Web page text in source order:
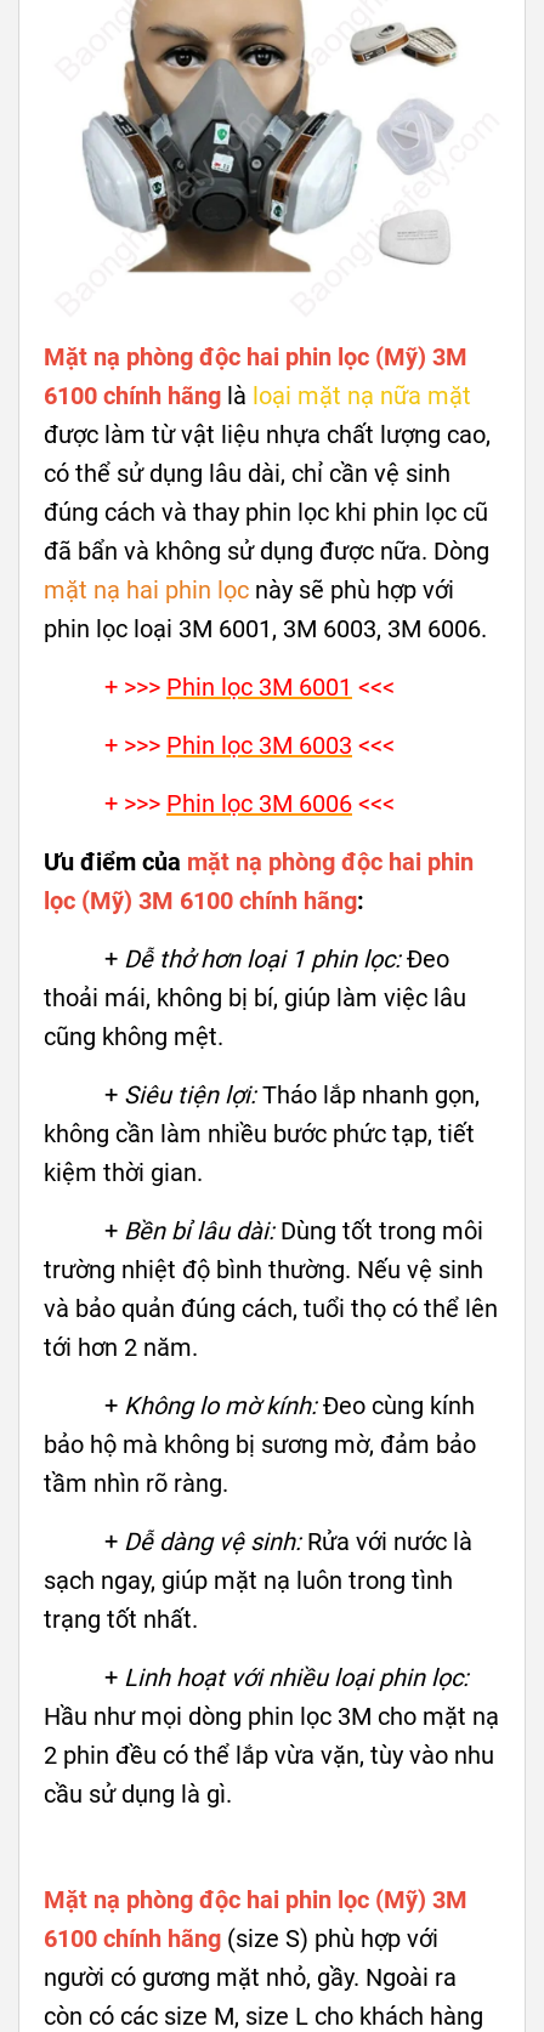
Mặt nạ phòng độc hai phin lọc (Mỹ) 3M
6100 chính hãng là loại mặt nạ nữa mặt
được làm từ vật liệu nhựa chất lượng cao,
có thể sử dụng lâu dài, chỉ cần vệ sinh
đúng cách và thay phin lọc khi phin lọc cũ
đã bẩn và không sử dụng được nữa. Dòng
mặt nạ hai phin lọc này sẽ phù hợp với
phin lọc loại 3M 6001, 3M 6003, 3M 6006.
+ >>> Phin lọc 3M 6001 <<<
+ >>> Phin lọc 3M 6003 <<<
+ >>> Phin lọc 3M 6006 <<<
Ưu điểm của mặt nạ phòng độc hai phin
lọc (Mỹ) 3M 6100 chính hãng:
+ Dễ thở hơn loại 1 phin lọc:Đeo
thoải mái, không bị bí, giúp làm việc lâu
cũng không mệt.
+ Siêu tiện lợi:Tháo lắp nhanh gọn,
không cần làm nhiều bước phức tạp, tiết
kiệm thời gian.
+ Bền bỉ lâu dài: Dùng tốt trong môi
trường nhiệt độ bình thường. Nếu vệ sinh
và bảo quản đúng cách, tuổi thọ có thể lên
tới hơn 2 năm.
+ Không lo mờ kính:Đeo cùng kính
bảo hộ mà không bị sương mờ, đảm bảo
tầm nhìn rõ ràng.
+ Dễ dàng vệ sinh:Rửa với nước là
sạch ngay, giúp mặt nạ luôn trong tình
trạng tốt nhất.
+ Linh hoạt với nhiều loại phin lọc:
Hầu như mọi dòng phin lọc 3M cho mặt nạ
2 phin đều có thể lắp vừa vặn, tùy vào nhu
cầu sử dụng là gì.
Mặt nạ phòng độc hai phin lọc (Mỹ) 3M
6100 chính hãng (size S) phù hợp với
người có gương mặt nhỏ, gầy. Ngoài ra
còn có các size M, size L cho khách hàng